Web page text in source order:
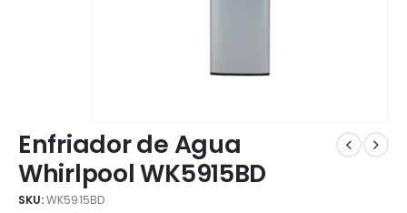
Enfriador de Agua
Whirlpool WK5915BD
SKU:WK5915BD